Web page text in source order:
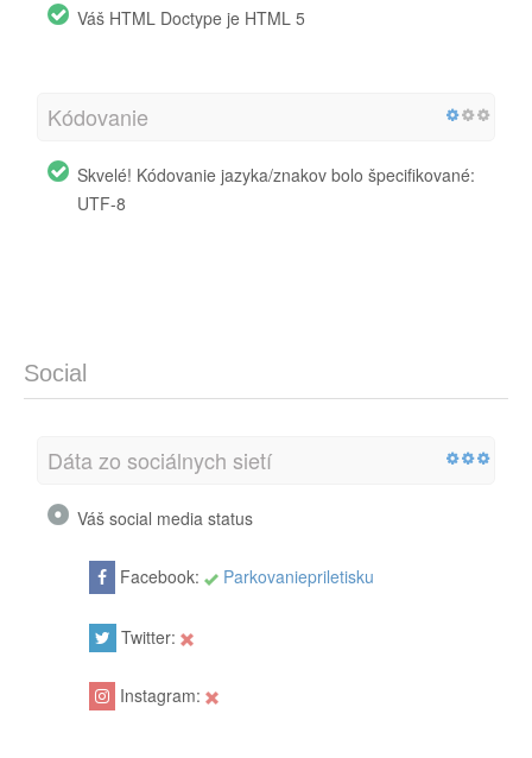
Váš HTML Doctype je HTML 5
Kódovanie
Skvelé! Kódovanie jazyka/znakov bolo špecifikované:
UTF-8
Social
Dáta zo sociálnych sietí
Váš social media status
Facebook: Parkovaniepriletisku
Twitter:
Instagram: